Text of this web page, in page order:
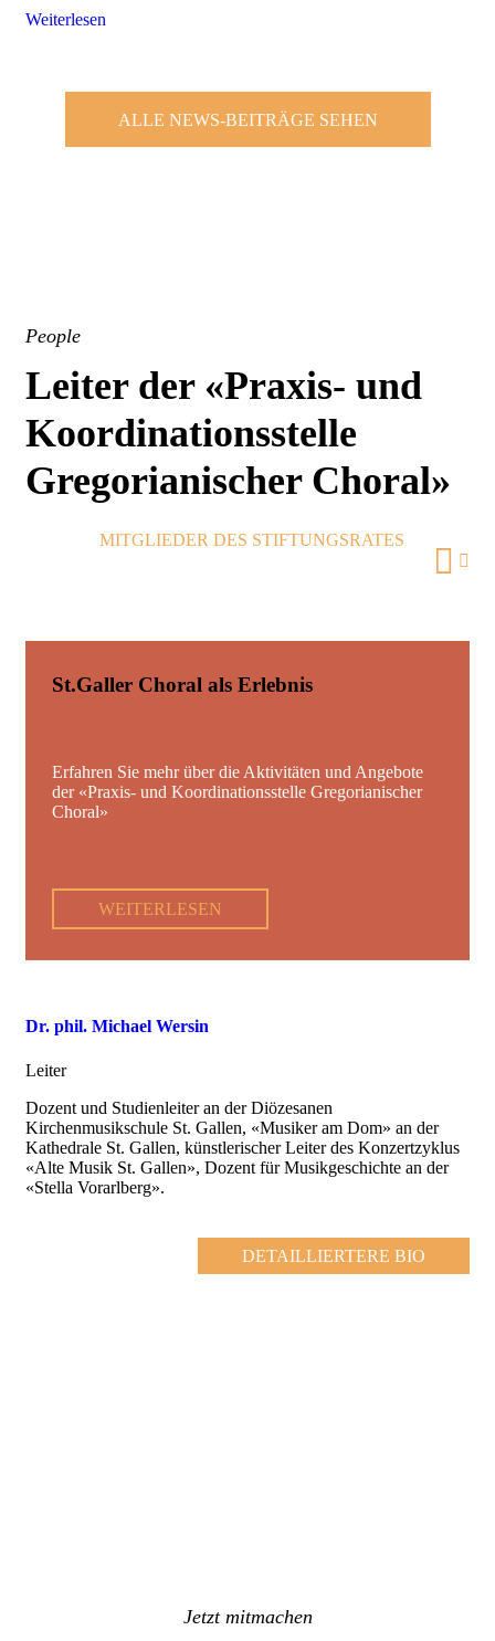
Weiterlesen
ALLE NEWS-BEITRÄGE SEHEN
People
Leiter der «Praxis- und
Koordinationsstelle
Gregorianischer Choral»
MITGLIEDER DES STIFTUNGSRATES
St.Galler Choral als Erlebnis
Erfahren Sie mehr über die Aktivitäten und Angebote
der «Praxis- und Koordinationsstelle Gregorianischer
Choral»
WEITERLESEN
Dr. phil. Michael Wersin
Leiter
Dozent und Studienleiter an der Diözesanen
Kirchenmusikschule St. Gallen, «Musiker am Dom» an der
Kathedrale St. Gallen, künstlerischer Leiter des Konzertzyklus
«Alte Musik St. Gallen», Dozent für Musikgeschichte an der
«Stella Vorarlberg».
DETAILLIERTERE BIO
Jetzt mitmachen